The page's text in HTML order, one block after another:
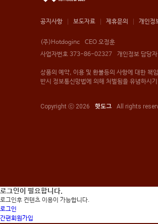
공지사항 보도자료 제휴문의 개인정
(주)Hotdoginc
CEO 오정훈
사업자번호 373-86-02327
개인정보 담당
상품의 예약, 이용 및 환불등의 사항에 대한 책
반시 정보통신망법에 의해 처벌됨을 유념하시
Copyright ⓒ 2026 핫도그 All rights
로그인이 필요합니다.
로그인후 컨텐츠 이용이 가능합니다.
로그인
간편회원가입